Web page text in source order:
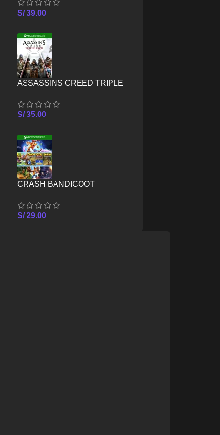
SERIES X/S
S/39.00
ASSASSINS CREED TRIPLE
S/35.00
CRASH BANDICOOT
XBOX SERIES X/S
S/29.00